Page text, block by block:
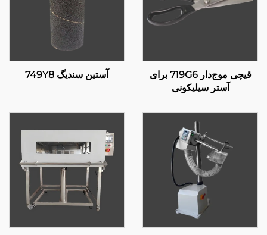
قیچی موج‌دار 719G6 برای
آستر سیلیکونی
آستین سندیگ 749Y8